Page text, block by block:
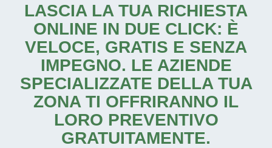
LASCIA LA TUA RICHIESTA
ONLINE IN DUE CLICK: È
VELOCE, GRATIS E SENZA
IMPEGNO. LE AZIENDE
SPECIALIZZATE DELLA TUA
ZONA TI OFFRIRANNO IL
LORO PREVENTIVO
GRATUITAMENTE.